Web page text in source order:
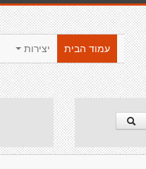
יצירות
עמוד הבית